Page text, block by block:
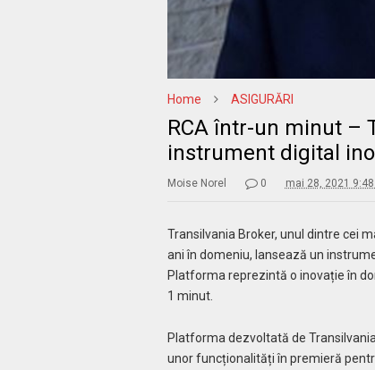
Home ASIGURĂRI
RCA într-un minut –
instrument digital
Moise Norel 0 mai 28, 2021
Transilvania Broker, unul dintre cei
ani în domeniu, lansează un
Platforma reprezintă o inovație în
1 minut.
Platforma dezvoltată de
unor funcționalități în premieră